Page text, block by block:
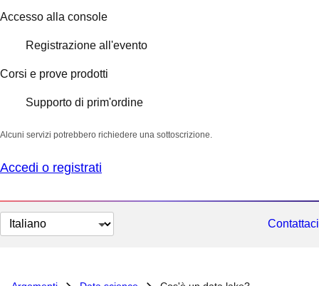
Accesso alla console
Registrazione all'evento
Corsi e prove prodotti
Supporto di prim'ordine
Alcuni servizi potrebbero richiedere una sottoscrizione.
Accedi o registrati
Cambia
lingua
Contattaci